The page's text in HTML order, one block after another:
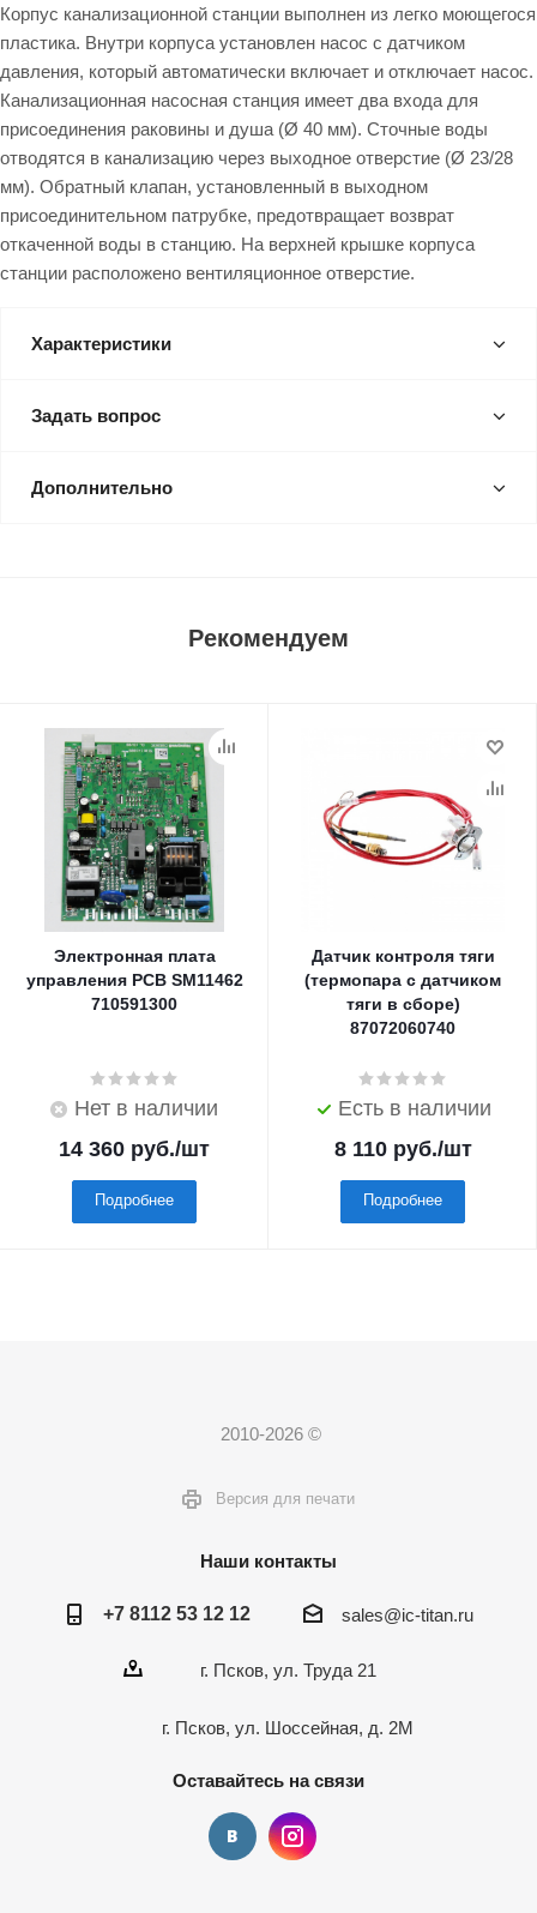
Корпус канализационной станции выполнен из легко моющегося
пластика. Внутри корпуса установлен насос с датчиком
давления, который автоматически включает и отключает насос.
Канализационная насосная станция имеет два входа для
присоединения раковины и душа (Ø 40 мм). Сточные воды
отводятся в канализацию через выходное отверстие (Ø 23/28
мм). Обратный клапан, установленный в выходном
присоединительном патрубке, предотвращает возврат
откаченной воды в станцию. На верхней крышке корпуса
станции расположено вентиляционное отверстие.
Характеристики
Задать вопрос
Дополнительно
Рекомендуем
Электронная плата
управления PCB SM11462
710591300
Нет в наличии
14 360 руб./шт
Подробнее
Датчик контроля тяги
(термопара с датчиком
тяги в сборе)
87072060740
Есть в наличии
8 110руб./шт
Подробнее
2010-2026 ©
Версия для печати
Наши контакты
+7 8112 53 12 12 sales@ic-titan.ru
г. Псков, ул. Труда 21
г. Псков, ул. Шоссейная, д. 2М
Оставайтесь на связи